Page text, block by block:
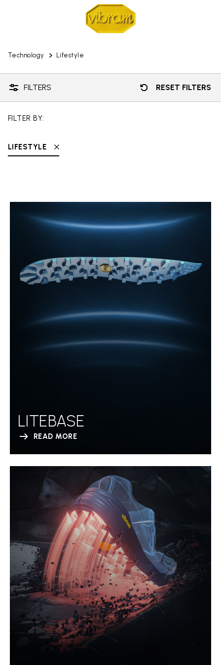
Technology Lifestyle
FILTERS RESET FILTERS
FILTER BY:
LIFESTYLE
LITEBASE
READ MORE